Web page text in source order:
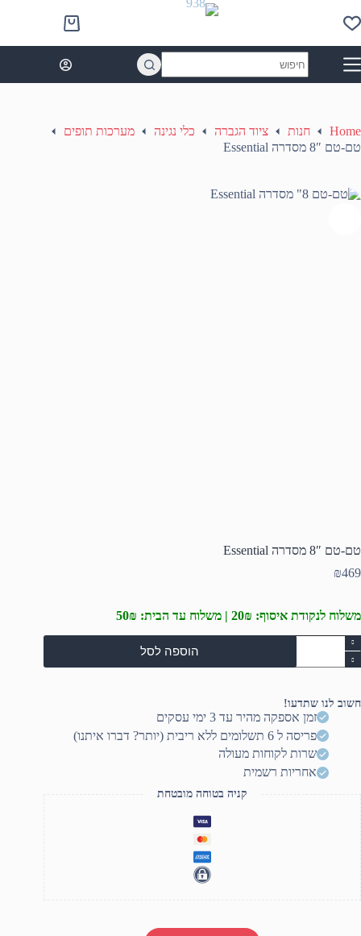
to
content
Shopping
cart
results
Home חנות ציוד הגברה כלי נגינה
מערכות תופים
טם-טם 8″ מסדרה Essential
טם-טם 8″ מסדרה Essential
₪469
משלוח לנקודת איסוף: 20₪ | משלוח עד הבית: 50₪
כמות
של
טם-טם
מסדרה
Essential
הוספה לסל
חשוב לנו שתדעו!
זמן אספקה מהיר עד 3 ימי עסקים
פריסה ל 6 תשלומים ללא ריבית (יותר? דברו איתנו)
שרות לקוחות מעולה
אחריות רשמית
קניה בטוחה מובטחת